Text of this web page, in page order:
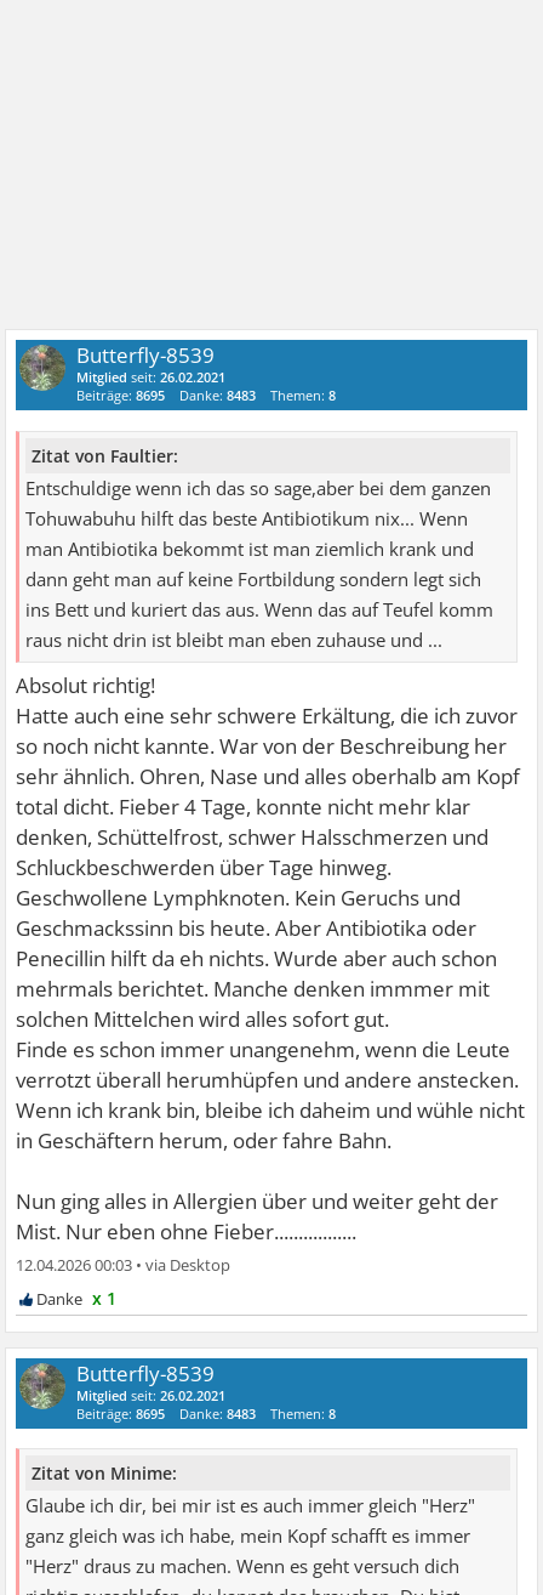
Butterfly-8539
Mitglied seit:26.02.2021
Beiträge:8695 Danke:8483 Themen:8
Zitat von Faultier:
Entschuldige wenn ich das so sage,aber bei dem ganzen
Tohuwabuhu hilft das beste Antibiotikum nix... Wenn
man Antibiotika bekommt ist man ziemlich krank und
dann geht man auf keine Fortbildung sondern legt sich
ins Bett und kuriert das aus. Wenn das auf Teufel komm
raus nicht drin ist bleibt man eben zuhause und ...
Absolut richtig!
Hatte auch eine sehr schwere Erkältung, die ich zuvor
so noch nicht kannte. War von der Beschreibung her
sehr ähnlich. Ohren, Nase und alles oberhalb am Kopf
total dicht. Fieber 4 Tage, konnte nicht mehr klar
denken, Schüttelfrost, schwer Halsschmerzen und
Schluckbeschwerden über Tage hinweg.
Geschwollene Lymphknoten. Kein Geruchs und
Geschmackssinn bis heute. Aber Antibiotika oder
Penecillin hilft da eh nichts. Wurde aber auch schon
mehrmals berichtet. Manche denken immmer mit
solchen Mittelchen wird alles sofort gut.
Finde es schon immer unangenehm, wenn die Leute
verrotzt überall herumhüpfen und andere anstecken.
Wenn ich krank bin, bleibe ich daheim und wühle nicht
in Geschäftern herum, oder fahre Bahn.
Nun ging alles in Allergien über und weiter geht der
Mist. Nur eben ohne Fieber.................
12.04.2026 00:03 •
x 1
Butterfly-8539
Mitglied seit:26.02.2021
Beiträge:8695 Danke:8483 Themen:8
Zitat von Minime:
Glaube ich dir, bei mir ist es auch immer gleich "Herz"
ganz gleich was ich habe, mein Kopf schafft es immer
"Herz" draus zu machen. Wenn es geht versuch dich